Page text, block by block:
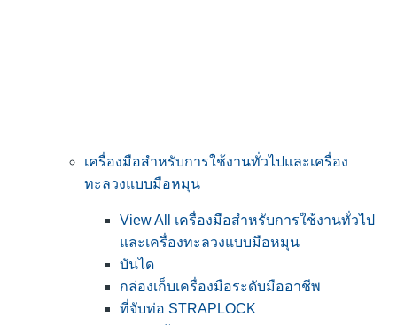
เครื่องมือสำหรับการใช้งานทั่วไปและเครื่อง
ทะลวงแบบมือหมุน
View All เครื่องมือสำหรับการใช้งานทั่วไป
และเครื่องทะลวงแบบมือหมุน
บันได
กล่องเก็บเครื่องมือระดับมืออาชีพ
ที่จับท่อ STRAPLOCK